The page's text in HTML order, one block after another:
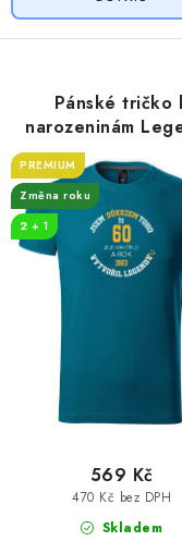
Pánské tričko
narozeninám
PREMIUM
Změna roku
2 + 1
Skladem
470 Kč bez DPH
569 Kč